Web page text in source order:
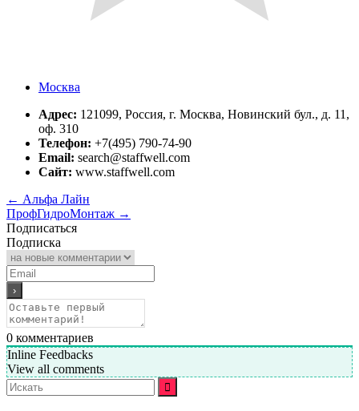
Москва
Адрес: 121099, Россия, г. Москва, Новинский бул., д. 11,
оф. 310
Телефон: +7(495) 790-74-90
Email: search@staffwell.com
Сайт: www.staffwell.com
← Альфа Лайн
ПрофГидроМонтаж →
Подписаться
Подписка
0 комментариев
Inline Feedbacks
View all comments
Искать: